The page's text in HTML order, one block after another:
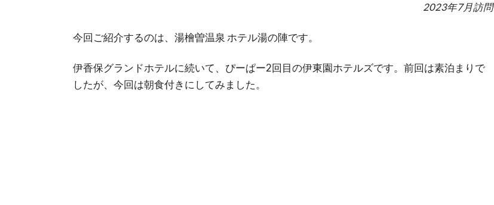
2023年7月訪問
今回ご紹介するのは、湯檜曽温泉 ホテル湯の陣です。
伊香保グランドホテルに続いて、ぴーぱー2回目の伊東園ホテルズです。前回は素泊まりで
したが、今回は朝食付きにしてみました。